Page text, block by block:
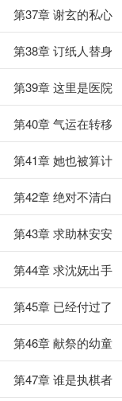
第37章 谢玄的私心
第38章 订纸人替身
第39章 这里是医院
第40章 气运在转移
第41章 她也被算计
第42章 绝对不清白
第43章 求助林安安
第44章 求沈妩出手
第45章 已经付过了
第46章 献祭的幼童
第47章 谁是执棋者